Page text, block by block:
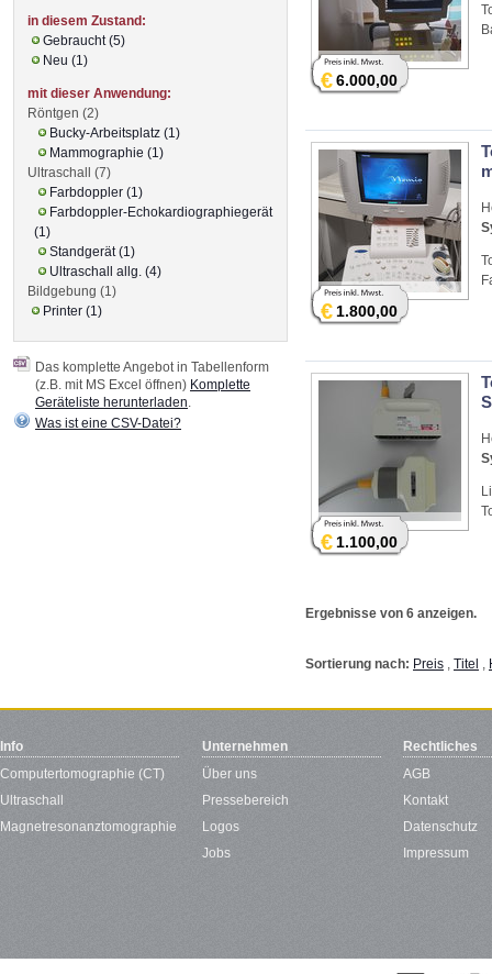
€6.000,00
€1.800,00
€1.100,00
Ergebnisse von 6 anzeigen.
Sortierung nach: Preis , Titel ,
in diesem Zustand:
Gebraucht (5)
Neu (1)
mit dieser Anwendung:
Röntgen (2)
Bucky-Arbeitsplatz (1)
Mammographie (1)
Ultraschall (7)
Farbdoppler (1)
Farbdoppler-Echokardiographiegerät
(1)
Standgerät (1)
Ultraschall allg. (4)
Bildgebung (1)
Printer (1)
Das komplette Angebot in Tabellenform
(z.B. mit MS Excel öffnen) Komplette
Geräteliste herunterladen
Was ist eine CSV-Datei?
Info
Computertomographie (CT)
Ultraschall
Magnetresonanztomographie
Unternehmen
Über uns
Pressebereich
Logos
Jobs
Rechtliches
AGB
Kontakt
Datenschutz
Impressum